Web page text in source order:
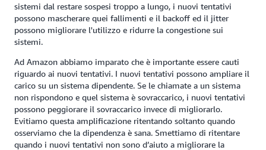
sistemi dal restare sospesi troppo a lungo, i nuovi tentativi
possono mascherare quei fallimenti e il backoff ed il jitter
possono migliorare l'utilizzo e ridurre la congestione sui
sistemi.
Ad Amazon abbiamo imparato che è importante essere cauti
riguardo ai nuovi tentativi. I nuovi tentativi possono ampliare il
carico su un sistema dipendente. Se le chiamate a un sistema
non rispondono e quel sistema è sovraccarico, i nuovi tentativi
possono peggiorare il sovraccarico invece di migliorarlo.
Evitiamo questa amplificazione ritentando soltanto quando
osserviamo che la dipendenza è sana. Smettiamo di ritentare
quando i nuovi tentativi non sono d’aiuto a migliorare la